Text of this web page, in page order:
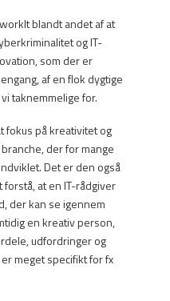
blandt andet af at
og IT-
som der er
af en flok dygtige
taknemmelige for.
fokus på kreativitet og
der for mange
Det er den også
at en IT-rådgiver
der kan se igennem
en kreativ person,
udfordringer og
meget specifikt for fx